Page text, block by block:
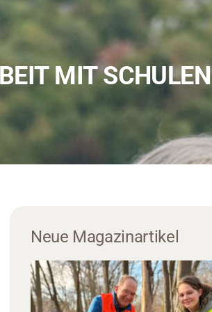
MIT SCHULEN
Neue Magazinartikel